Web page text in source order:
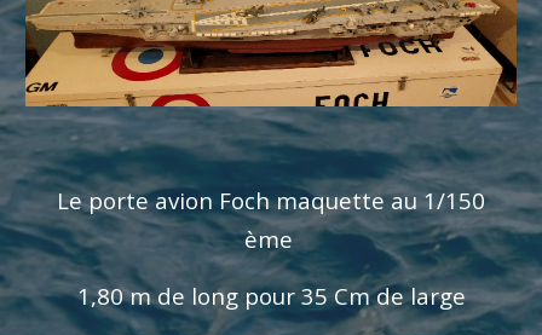
Le porte avion Foch maquette au 1/150
ème
1,80 m de long pour 35 Cm de large